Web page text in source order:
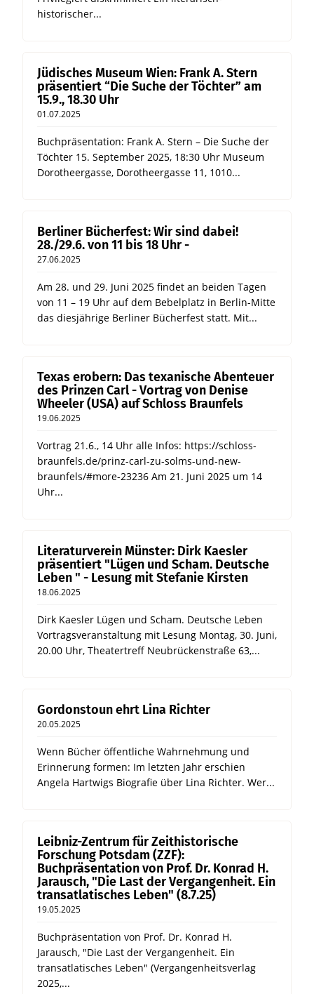
historischer...
Jüdisches Museum Wien: Frank A. Stern
präsentiert “Die Suche der Töchter” am
15.9., 18.30 Uhr
01.07.2025
Buchpräsentation: Frank A. Stern – Die Suche der
Töchter 15. September 2025, 18:30 Uhr Museum
Dorotheergasse, Dorotheergasse 11, 1010...
Berliner Bücherfest: Wir sind dabei!
28./29.6. von 11 bis 18 Uhr -
27.06.2025
Am 28. und 29. Juni 2025 findet an beiden Tagen
von 11 – 19 Uhr auf dem Bebelplatz in Berlin-Mitte
das diesjährige Berliner Bücherfest statt. Mit...
Texas erobern: Das texanische Abenteuer
des Prinzen Carl - Vortrag von Denise
Wheeler (USA) auf Schloss Braunfels
19.06.2025
Vortrag 21.6., 14 Uhr alle Infos: https://schloss-
braunfels.de/prinz-carl-zu-solms-und-new-
braunfels/#more-23236 Am 21. Juni 2025 um 14
Uhr...
Literaturverein Münster: Dirk Kaesler
präsentiert "Lügen und Scham. Deutsche
Leben " - Lesung mit Stefanie Kirsten
18.06.2025
Dirk Kaesler Lügen und Scham. Deutsche Leben
Vortragsveranstaltung mit Lesung Montag, 30. Juni,
20.00 Uhr, Theatertreff Neubrückenstraße 63,...
Gordonstoun ehrt Lina Richter
20.05.2025
Wenn Bücher öffentliche Wahrnehmung und
Erinnerung formen: Im letzten Jahr erschien
Angela Hartwigs Biografie über Lina Richter. Wer...
Leibniz-Zentrum für Zeithistorische
Forschung Potsdam (ZZF):
Buchpräsentation von Prof. Dr. Konrad H.
Jarausch, "Die Last der Vergangenheit. Ein
transatlatisches Leben" (8.7.25)
19.05.2025
Buchpräsentation von Prof. Dr. Konrad H.
Jarausch, "Die Last der Vergangenheit. Ein
transatlatisches Leben" (Vergangenheitsverlag
2025,...